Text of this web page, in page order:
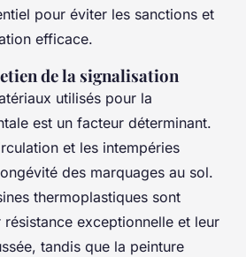
pour éviter les sanctions et
efficace.
de la signalisation
utilisés pour la
est un facteur déterminant.
et les intempéries
des marquages au sol.
thermoplastiques sont
exceptionnelle et leur
tandis que la peinture